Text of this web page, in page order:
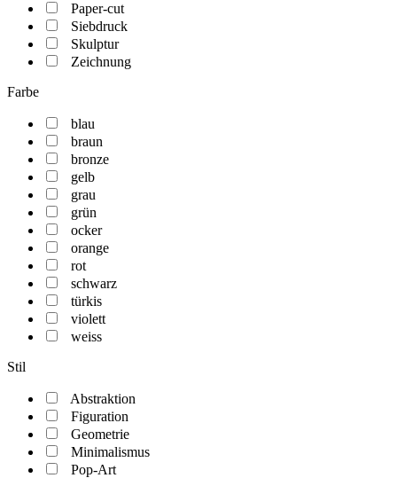
Paper-cut
Siebdruck
Skulptur
Zeichnung
Farbe
blau
braun
bronze
gelb
grau
grün
ocker
orange
rot
schwarz
türkis
violett
weiss
Stil
Abstraktion
Figuration
Geometrie
Minimalismus
Pop-Art